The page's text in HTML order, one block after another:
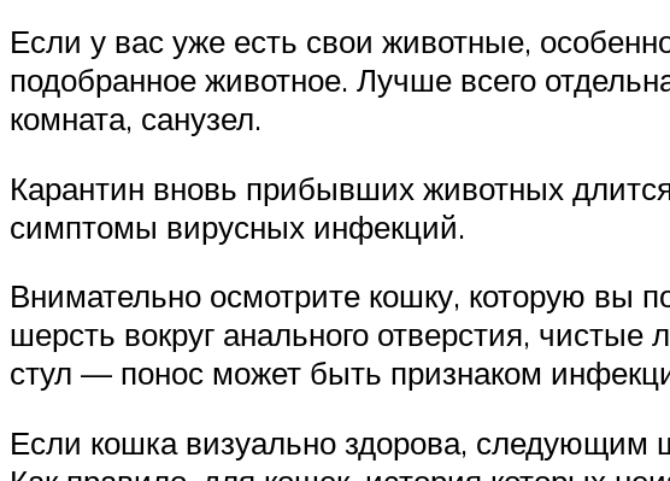
Если у вас уже есть свои животные,
подобранное животное. Лучше всего
комната, санузел.
Карантин вновь прибывших животных
симптомы вирусных инфекций.
Внимательно осмотрите кошку, которую вы
шерсть вокруг анального отверстия,
стул — понос может быть признаком
Если кошка визуально здорова, следующим